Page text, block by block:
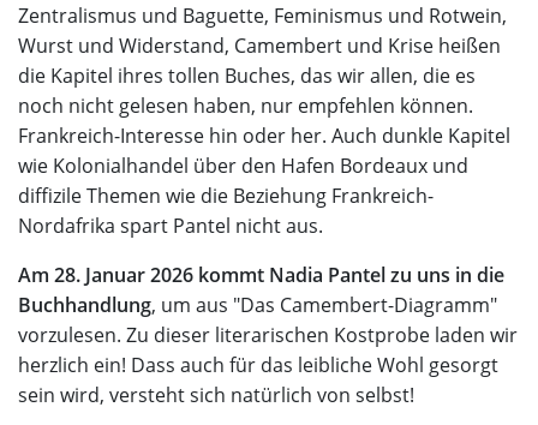
Zentralismus und Baguette, Feminismus und Rotwein,
Wurst und Widerstand, Camembert und Krise heißen
die Kapitel ihres tollen Buches, das wir allen, die es
noch nicht gelesen haben, nur empfehlen können.
Frankreich-Interesse hin oder her. Auch dunkle Kapitel
wie Kolonialhandel über den Hafen Bordeaux und
diffizile Themen wie die Beziehung Frankreich-
Nordafrika spart Pantel nicht aus.
Am 28. Januar 2026 kommt Nadia Pantel zu uns in die
Buchhandlung, um aus "Das Camembert-Diagramm"
vorzulesen. Zu dieser literarischen Kostprobe laden wir
herzlich ein! Dass auch für das leibliche Wohl gesorgt
sein wird, versteht sich natürlich von selbst!